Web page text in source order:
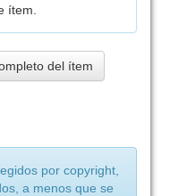
ítem.
del ítem
por copyright,
a menos que se